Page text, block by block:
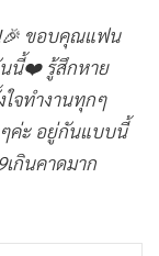
ขอบคุณแฟน
นนี้❤️ รู้สึกหาย
จทำงานทุกๆ
ค่ะ อยู่กันแบบนี้
กินคาดมาก